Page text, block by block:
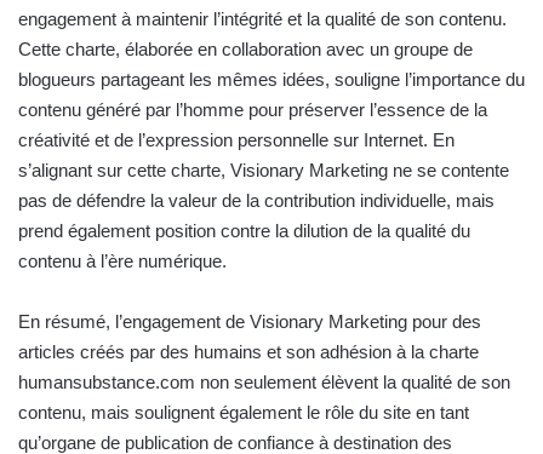
engagement à maintenir l’intégrité et la qualité de son contenu.
Cette charte, élaborée en collaboration avec un groupe de
blogueurs partageant les mêmes idées, souligne l’importance du
contenu généré par l’homme pour préserver l’essence de la
créativité et de l’expression personnelle sur Internet. En
s’alignant sur cette charte, Visionary Marketing ne se contente
pas de défendre la valeur de la contribution individuelle, mais
prend également position contre la dilution de la qualité du
contenu à l’ère numérique.
En résumé, l’engagement de Visionary Marketing pour des
articles créés par des humains et son adhésion à la charte
humansubstance.com non seulement élèvent la qualité de son
contenu, mais soulignent également le rôle du site en tant
qu’organe de publication de confiance à destination des